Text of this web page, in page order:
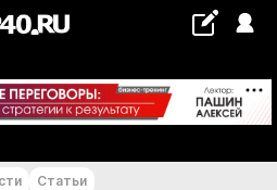
+23...+24 °С
Статьи